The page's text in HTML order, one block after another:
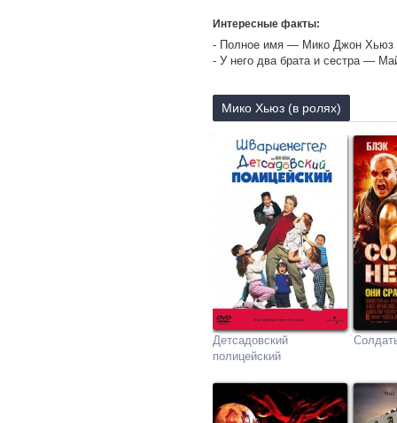
Интересные факты:
- Полное имя — Мико Джон Хьюз
- У него два брата и сестра —
Мико Хьюз (в ролях)
Детсадовский
полицейский